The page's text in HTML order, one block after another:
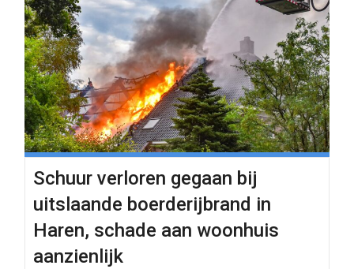
Schuur verloren gegaan bij
uitslaande boerderijbrand in
Haren, schade aan woonhuis
aanzienlijk